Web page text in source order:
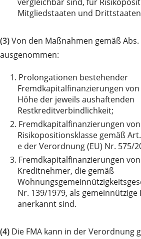
Mitgliedstaaten und
(3)Von den Maßnahmen gemäß Abs.
ausgenommen:
1. Prolongationen bestehender
Fremdkapitalfinanzierungen
Höhe der jeweils aushaftenden
Restkreditverbindlichkeit;
2. Fremdkapitalfinanzierungen
Risikopositionsklasse gemäß
e der Verordnung (EU) Nr. 575/
3. Fremdkapitalfinanzierungen
Kreditnehmer, die gemäß
Nr. 139/1979, als
anerkannt sind.
(4) Die FMA kann in der Verordnung